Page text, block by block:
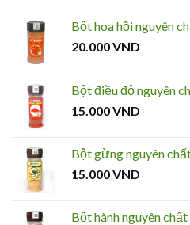
Bột hoa hồi nguyên
20.000VND
Bột điều đỏ nguyên
15.000VND
Bột gừng nguyên
15.000VND
Bột hành nguyên chất